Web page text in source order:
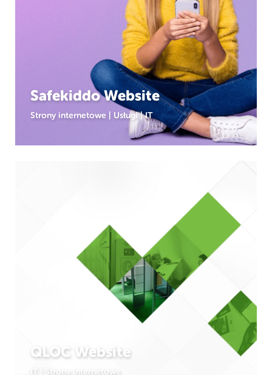
Safekiddo Website
Strony internetowe Usługi | IT
QLOC Website
IT Strony internetowe